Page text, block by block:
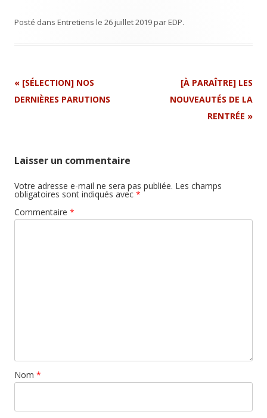
Posté dans Entretiens le 26 juillet 2019parEDP.
Navigation
Article
« [SÉLECTION] NOS
DERNIÈRES PARUTIONS
[À PARAÎTRE] LES
NOUVEAUTÉS DE LA
RENTRÉE »
Laisser un commentaire
Votre adresse e-mail ne sera pas publiée. Les champs
obligatoires sont indiqués avec *
Commentaire *
Nom *